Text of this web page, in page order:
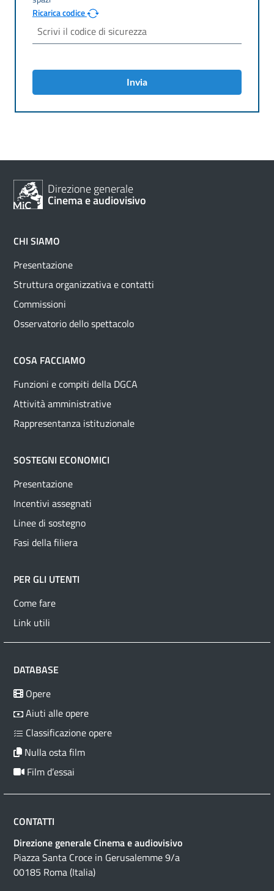
Ricarica codice
Invia
Direzione generale
Cinema e audiovisivo
CHI SIAMO
Presentazione
Struttura organizzativa e contatti
Commissioni
Osservatorio dello spettacolo
COSA FACCIAMO
Funzioni e compiti della DGCA
Attività amministrative
Rappresentanza istituzionale
SOSTEGNI ECONOMICI
Presentazione
Incentivi assegnati
Linee di sostegno
Fasi della filiera
PER GLI UTENTI
Come fare
Link utili
DATABASE
Opere
Aiuti alle opere
Classificazione opere
Nulla osta film
Film d’essai
CONTATTI
Direzione generale Cinema e audiovisivo
Piazza Santa Croce in Gerusalemme 9/a
00185 Roma (Italia)